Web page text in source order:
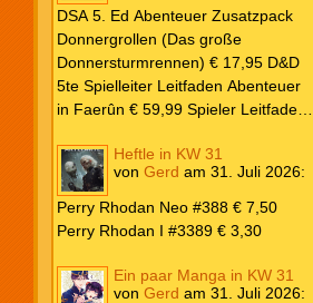
Corey, James: The Captive’s War
HC #2 Der Glaube der Bestien €
24,00 Loewe: Suzuki, Julietta: Süße
Bisse #6 € 7,50
DSA 5. Ed Abenteuer Zusatzpack
Donnergrollen (Das große
Donnersturmrennen) € 17,95 D&D
5te Spielleiter Leitfaden Abenteuer
in Faerûn € 59,99 Spieler Leitfaden
Heftle in KW 31
von Gerd am 31. Juli 2026:
Perry Rhodan Neo #388 € 7,50
Perry Rhodan I #3389 € 3,30
Ein paar Manga in KW 31
von Gerd am 31. Juli 2026: